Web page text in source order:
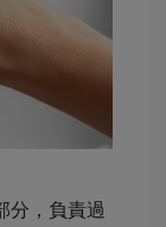
分，負責過